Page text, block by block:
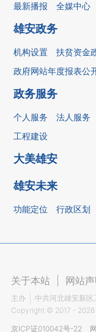
最新播报 全媒中心
雄安政务
机构设置 扶贫资金
政府网站年度报表公
政务服务
个人服务 法人服务
工程建设
大美雄安
雄安未来
功能定位 行政区划
关于本站 网站
主办
中共河北雄安新
Copyright © 2017 - 2026
京ICP证010042号-22